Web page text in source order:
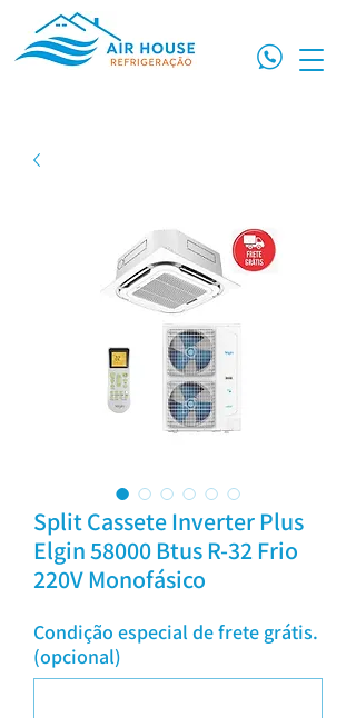
Split Cassete Inverter Plus
Elgin 58000 Btus R-32 Frio
220V Monofásico
Condição especial de frete grátis.
(opcional)